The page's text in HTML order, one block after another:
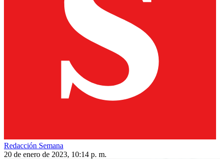
Redacción Semana
20 de enero de 2023, 10:14 p. m.